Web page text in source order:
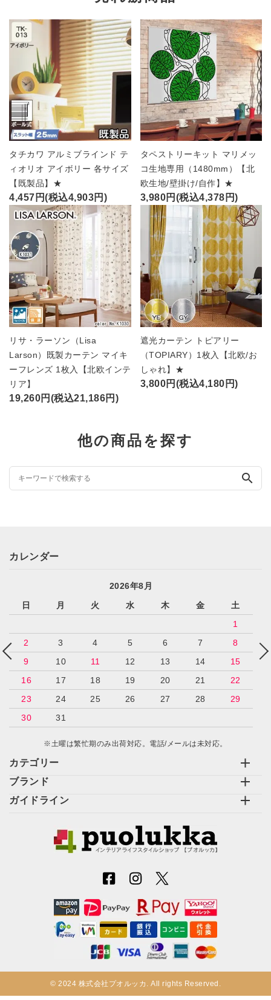
タチカワ アルミブラインド テ
ィオリオ アイボリー 各サイズ
【既製品】★
4,457円(税込4,903円)
タペストリーキット マリメッ
コ生地専用（1480mm）【北
欧生地/壁掛け/自作】★
3,980円(税込4,378円)
リサ・ラーソン（Lisa
Larson）既製カーテン マイキ
ーフレンズ 1枚入【北欧インテ
リア】
19,260円(税込21,186円)
遮光カーテン トピアリー
（TOPIARY）1枚入【北欧/お
しゃれ】★
3,800円(税込4,180円)
他の商品を探す
search
カテゴリー
ブランド
ガイドライン
カレンダー
2026年8月
日
月 火 水 木 金
土
1
2
3 4 5 6 7
8
9
10 11 12 13 14
15
16
17 18 19 20 21
22
23
24 25 26 27 28
29
30
31
※土曜は繁忙期のみ出荷対応。電話/メールは未対応。
© 2024 株式会社プオルッカ. All rights Reserved.